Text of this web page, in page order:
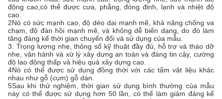
động cao,có thể được cưa, phẳng, đóng đinh, lạnh và nhiệt độ
cao.
2Nó có sức mạnh cao, độ dẻo dai mạnh mẽ, khả năng chống va
chạm, độ đàn hồi mạnh mẽ, và không dễ biến dạng, do đó làm
tăng đáng kể thời gian chuyển đổi và sử dụng của mẫu.
3. Trọng lượng nhẹ, thông số kỹ thuật đầy đủ, hỗ trợ và tháo dỡ
nhẹ, vận hành và xử lý xây dựng an toàn và đáng tin cậy, cường
độ lao động thấp và hiệu quả xây dựng cao.
4Nó có thể được sử dụng đồng thời với các tấm vật liệu khác
nhau như gỗ (cụm) gỗ dán.
5Sau khi thử nghiệm, thời gian sử dụng bình thường của mẫu
này có thể được sử dụng hơn 50 lần, có thể làm giảm đáng kể